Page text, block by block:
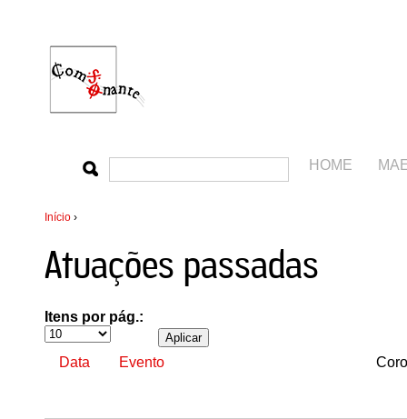
HOME
Início ›
Atuações passadas
Itens por pág.:
Data Evento